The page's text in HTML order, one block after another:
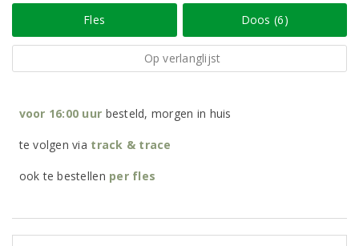
Fles Doos (6)
Op verlanglijst
voor 16:00 uur besteld, morgen in huis
te volgen via track & trace
ook te bestellen per fles